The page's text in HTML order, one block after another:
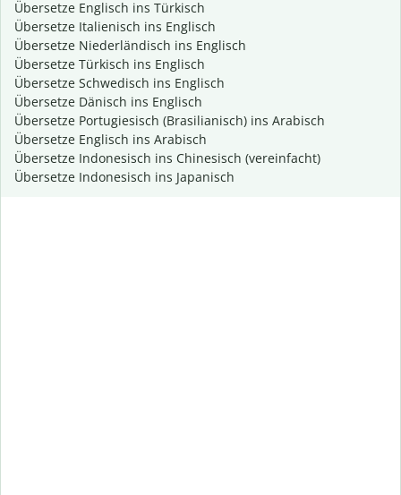
Übersetze Englisch ins Türkisch
Übersetze Italienisch ins Englisch
Übersetze Niederländisch ins Englisch
Übersetze Türkisch ins Englisch
Übersetze Schwedisch ins Englisch
Übersetze Dänisch ins Englisch
Übersetze Portugiesisch (Brasilianisch) ins Arabisch
Übersetze Englisch ins Arabisch
Übersetze Indonesisch ins Chinesisch (vereinfacht)
Übersetze Indonesisch ins Japanisch